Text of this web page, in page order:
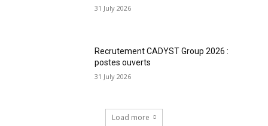
31 July 2026
Recrutement CADYST Group 2026 :
postes ouverts
31 July 2026
Load more